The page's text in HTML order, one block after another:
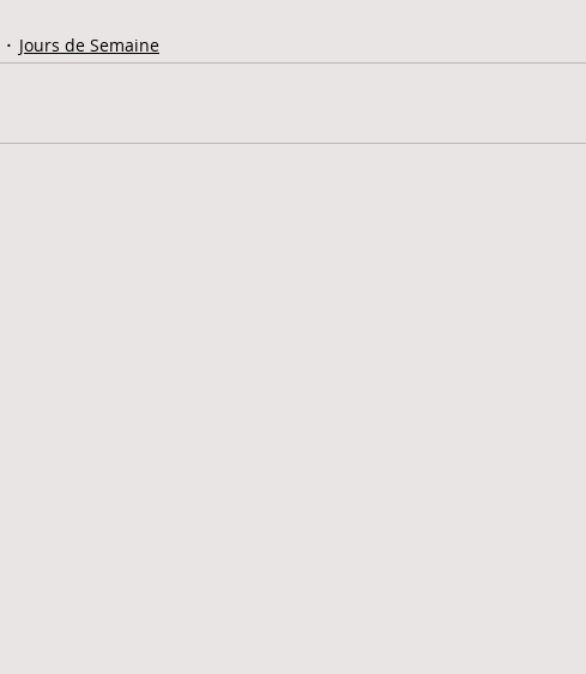
Jours de Semaine